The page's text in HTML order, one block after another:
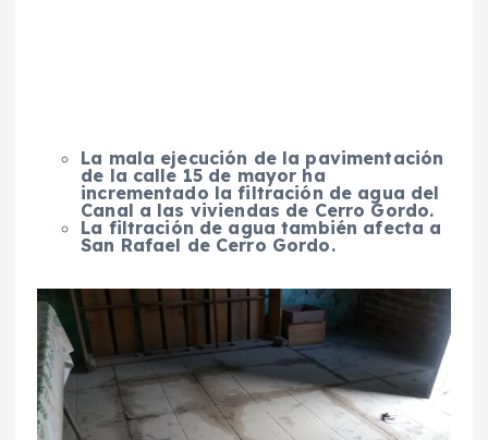
La mala ejecución de la pavimentación
de la calle 15 de mayor ha
incrementado la filtración de agua del
Canal a las viviendas de Cerro Gordo.
La filtración de agua también afecta a
San Rafael de Cerro Gordo.